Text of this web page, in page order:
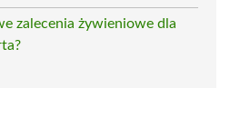
zalecenia żywieniowe dla